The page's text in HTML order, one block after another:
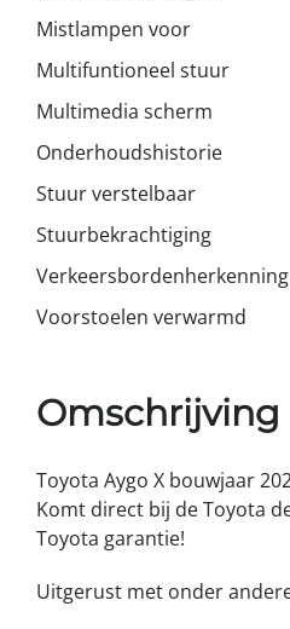
Mistlampen voor
Multifuntioneel stuur
Multimedia scherm
Onderhoudshistorie
Stuur verstelbaar
Stuurbekrachtiging
Verkeersbordenherkenning
Voorstoelen verwarmd
Omschrijving
Toyota Aygo X bouwjaar
Komt direct bij de Toyota
Toyota garantie!
Uitgerust met onder